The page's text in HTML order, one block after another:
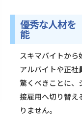
優秀な人材を
能
スキマバイトから
アルバイトや正社
驚くべきことに、
接雇用へ切り替え
りません。